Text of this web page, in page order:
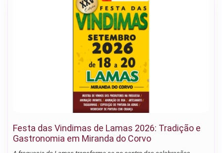
Festa das Vindimas de Lamas 2026: Tradição e
Gastronomia em Miranda do Corvo